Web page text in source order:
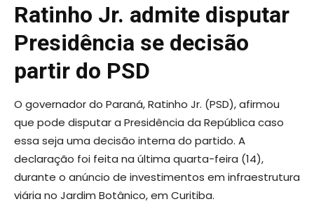
Ratinho Jr. admite disputar
Presidência se decisão
partir do PSD
O governador do Paraná, Ratinho Jr. (PSD), afirmou
que pode disputar a Presidência da República caso
essa seja uma decisão interna do partido. A
declaração foi feita na última quarta-feira (14),
durante o anúncio de investimentos em infraestrutura
viária no Jardim Botânico, em Curitiba.